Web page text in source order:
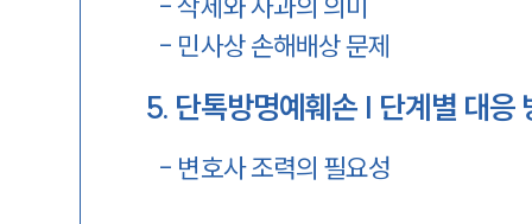
-삭제와 사과의 의미
- 민사상 손해배상 문제
5. 단톡방명예훼손 | 단계별 대응
- 변호사 조력의 필요성